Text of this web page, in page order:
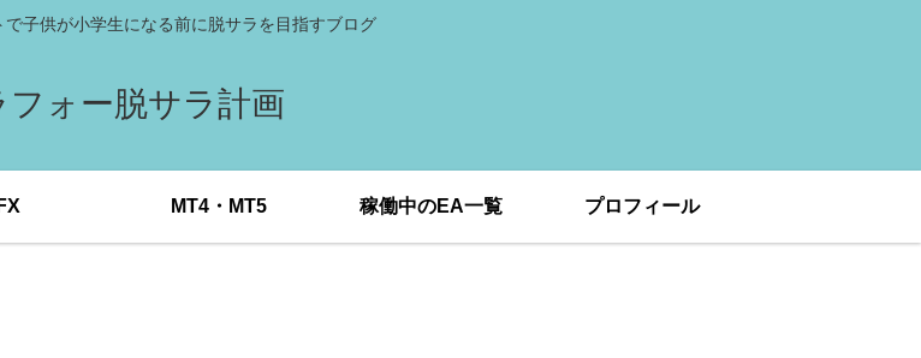
で子供が小学生になる前に脱サラを目指すブログ
フォー脱サラ計画
FX MT4・MT5 稼働中のEA一覧 プロフィール